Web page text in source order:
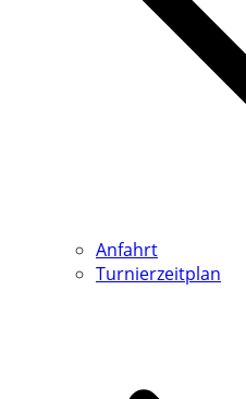
Anfahrt
Turnierzeitplan